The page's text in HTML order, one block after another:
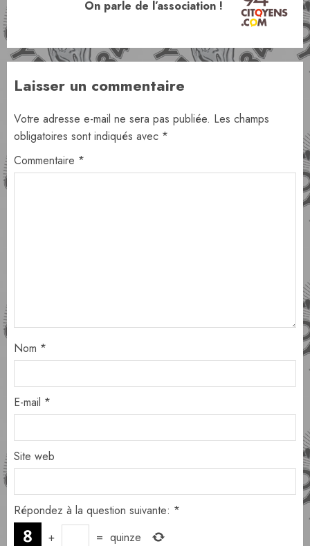
On parle de l’association !
Laisser un commentaire
Votre adresse e-mail ne sera pas publiée. Les champs
obligatoires sont indiqués avec *
Commentaire *
Nom *
E-mail *
Site web
Répondez à la question suivante: *
+
= quinze